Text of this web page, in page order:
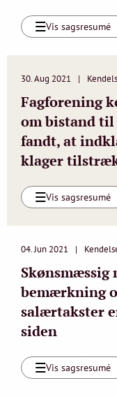
Vis sagsresumé
30. Aug 2021
Fagforening
om bistand
fandt, at
klager
Vis sagsresumé
04. Jun 2021
Skønsmæssig
bemærkning
salærtakster
siden
Vis sagsresumé